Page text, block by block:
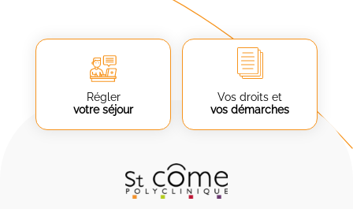
Régler
votre séjour
Vos droits et
vos démarches